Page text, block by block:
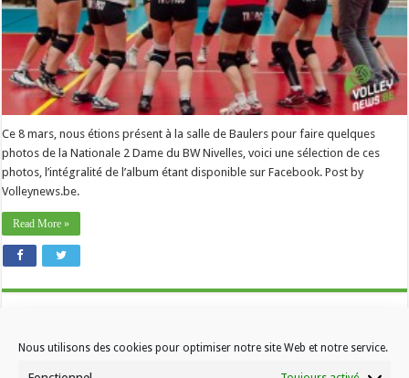
Nous utilisons des cookies pour optimiser notre site Web et notre service.
Ce 8 mars, nous étions présent à la salle de Baulers pour faire quelques
photos de la Nationale 2 Dame du BW Nivelles, voici une sélection de ces
photos, l’intégralité de l’album étant disponible sur Facebook. Post by
Volleynews.be.
Read More »